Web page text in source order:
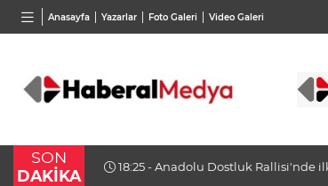
Anasayfa Yazarlar Foto Galeri Video Galeri
BGN
27,9743%-0,22
VND
0,0018%0,32
SON
DAKİKA
18:23 - Bursa Osmangazi’nin